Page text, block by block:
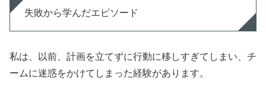
失敗から学んだエピソード
私は、以前、計画を立てずに行動に移しすぎてしまい、チ
ームに迷惑をかけてしまった経験があります。